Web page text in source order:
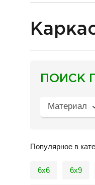
ПОИСК
Материал
Популярное в
6x6 6х9